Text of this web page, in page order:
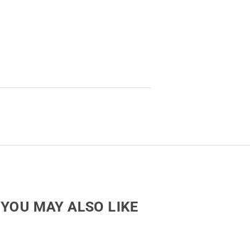
YOU MAY ALSO LIKE